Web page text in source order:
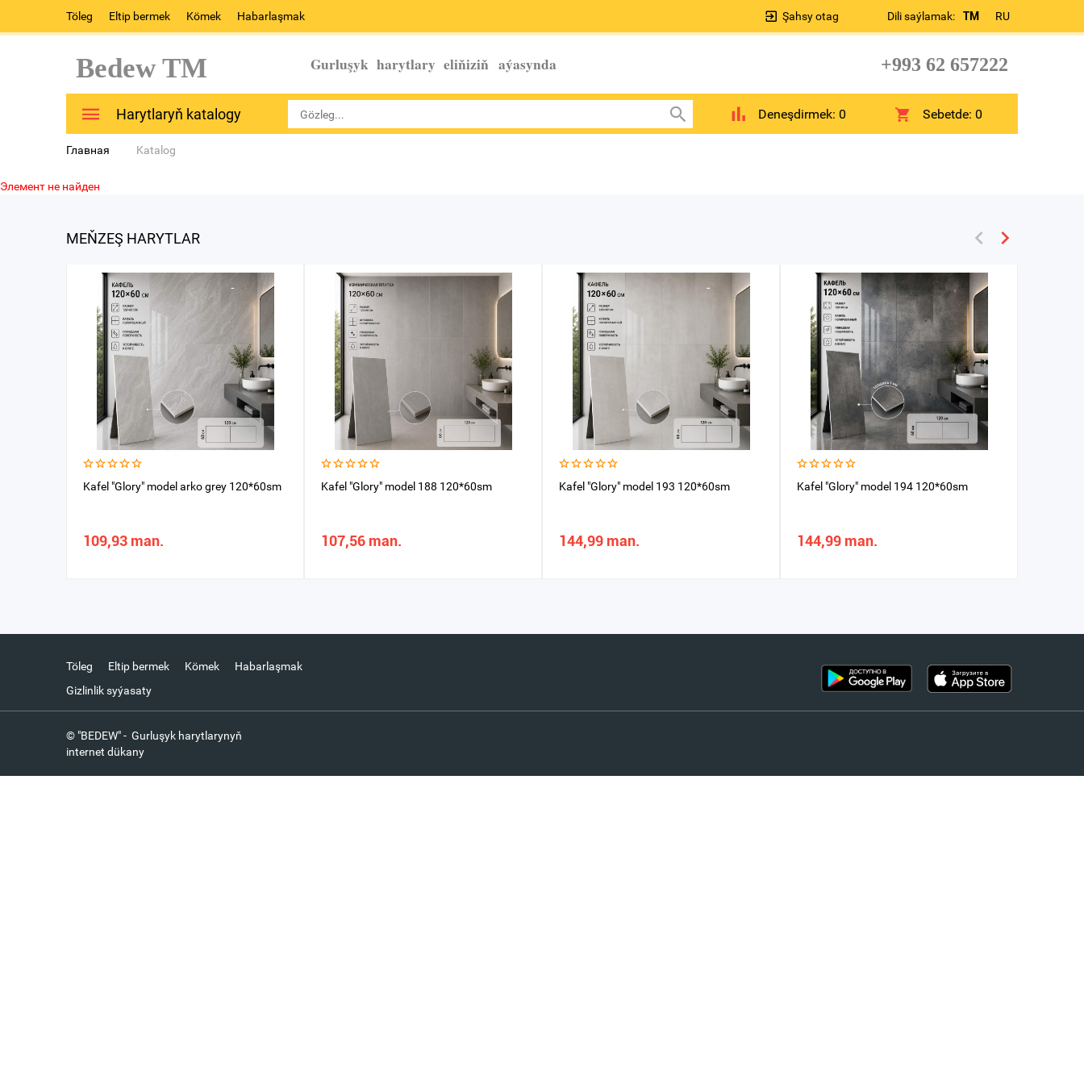
Töleg Eltip bermek Kömek Habarlaşmak Dili saýlamak: TM RU
Şahsy otag
Bedew TM Gurluşyk harytlary eliňiziň aýasynda +993 62 657222
Harytlaryň katalogy Deneşdirmek: 0 Sebetde:0
Главная Katalog
Элемент не найден
MEŇZEŞ HARYTLAR
Kafel "Glory" model arko grey 120*60sm
109,93 man.
Kafel "Glory" model 188 120*60sm
107,56 man.
Kafel "Glory" model 193 120*60sm
144,99 man.
Kafel "Glory" model 194 120*60sm
144,99 man.
Töleg Eltip bermek Kömek
Habarlaşmak
Gizlinlik syýasaty
© "BEDEW" - Gurluşyk harytlarynyň
internet dükany